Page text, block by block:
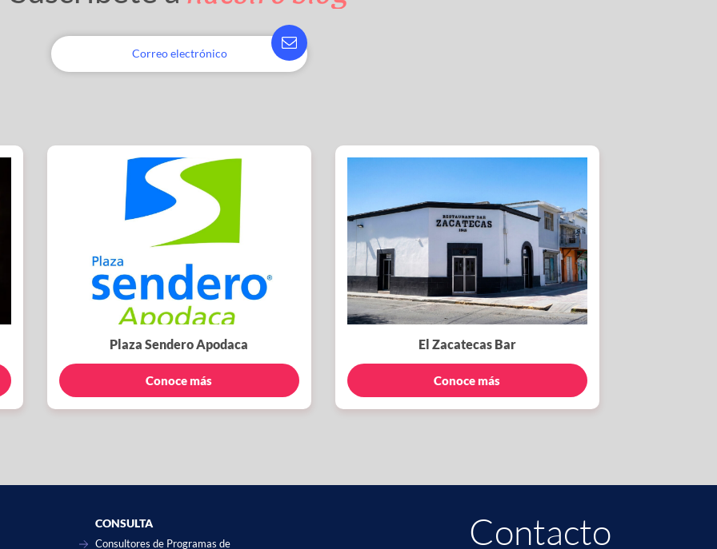
Plaza Sendero Apodaca
Conoce más
El Zacatecas Bar
Conoce más
CONSULTA
Consultores de Programas de Contacto